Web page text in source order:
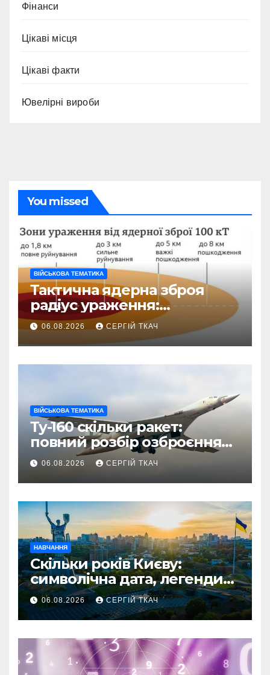
Фінанси
Цікаві місця
Цікаві факти
Ювелірні вироби
You missed
ВІЙСЬКОВА ТЕМАТИКА
Тактична ядерна зброя
радіус ураження:
детальний розбір зон
знищення
06.08.2026 СЕРГІЙ ТКАЧ
ВІЙСЬКОВА ТЕМАТИКА
Ту-160 скільки ракет:
повний розбір озброєння
стратегічного
бомбардувальника
06.08.2026 СЕРГІЙ ТКАЧ
НАВЧАННЯ
Скільки років Києву:
символічна дата, легенди
та те, що кажуть історики
06.08.2026 СЕРГІЙ ТКАЧ